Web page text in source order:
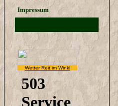
Impressum
Wetter Reit im Winkl